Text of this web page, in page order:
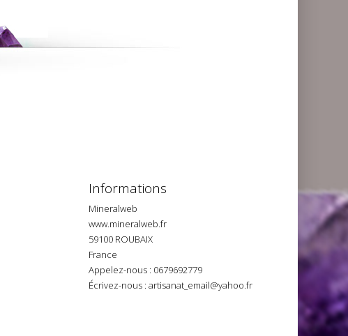
Informations
Mineralweb
www.mineralweb.fr
59100 ROUBAIX
France
Appelez-nous : 0679692779
Écrivez-nous : artisanat_email@yahoo.fr